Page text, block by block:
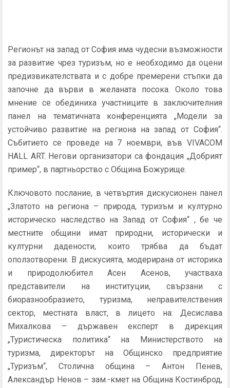
Регионът на запад от София има чудесни възможности
за развитие чрез туризъм, но е необходимо да оцени
предизвикателствата и с добре премерени стъпки да
започне да върви в желаната посока. Около това
мнение се обединиха участниците в заключителния
панел на тематичната конференцията „Модели за
устойчиво развитие на региона на запад от София“.
Събитието се проведе на 7 ноември, във VIVACOM
HALL ART. Негови организатори са фондация „Добрият
пример“, в партньорство с Община Божурище.
Ключовото послание, в четвъртия дискусионен панел
„Златото на региона – природа, туризъм и културно
историческо наследство на Запад от София“ , бе че
местните общини имат природни, исторически и
културни дадености, които трябва да бъдат
оползотворени. В дискусията, модерирана от историка
и природолюбител Асен Асенов, участваха
представители на институции, свързани с
биоразнообразието, туризма, неправителствения
сектор, местната власт, в лицето на: Десислава
Михалкова – държавен експерт в дирекция
„Туристическа политика“ на Министерството на
туризма, директорът на Общинско предприятие
„Туризъм“, Столична община – Антон Пенев,
Александър Ненов – зам.-кмет на Община Костинброд,